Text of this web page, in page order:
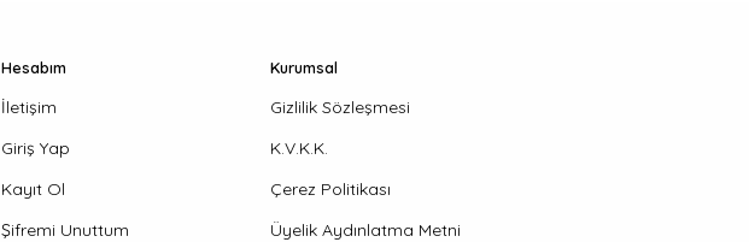
Hesabım
İletişim
Giriş Yap
Kayıt Ol
Şifremi Unuttum
Kurumsal
Gizlilik Sözleşmesi
K.V.K.K.
Çerez Politikası
Üyelik Aydınlatma Metni